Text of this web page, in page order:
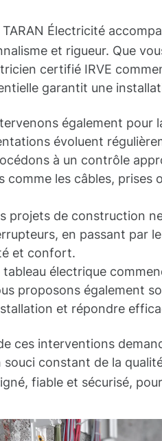
TARAN Électricité
et rigueur. Que
certifié IRVE
garantit une
également pour
évoluent
à un contrôle
comme les câbles, prises
projets de construction
en passant par
et confort.
tableau électrique
proposons également
et répondre
ces interventions
souci constant de la
fiable et sécurisé,